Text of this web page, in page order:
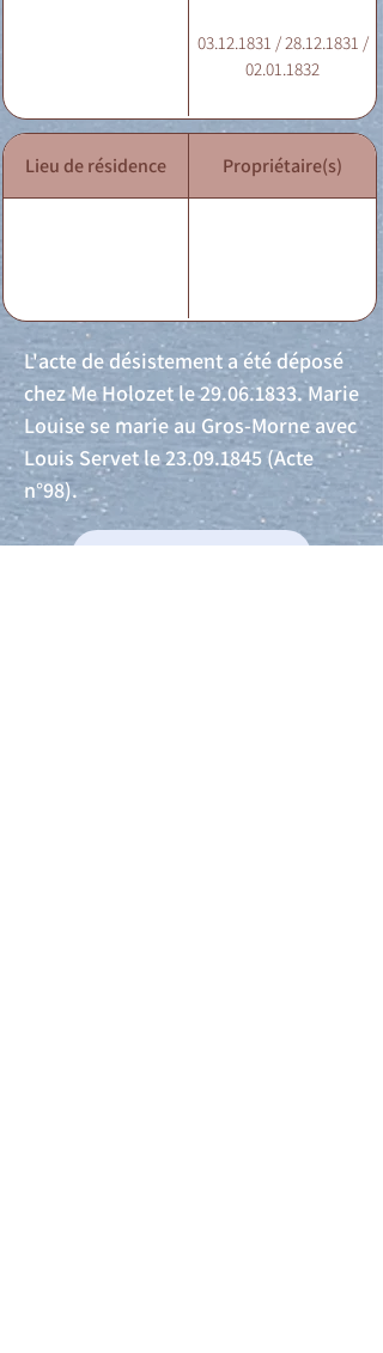
03.12.1831 / 28.12.1831 /
02.01.1832
Lieu de résidence Propriétaire(s)
L'acte de désistement a été déposé
chez Me Holozet le29.06.1833. Marie
Louise se marie au Gros-Morne avec
Louis Servet le23.09.1845(Acte
n°98).